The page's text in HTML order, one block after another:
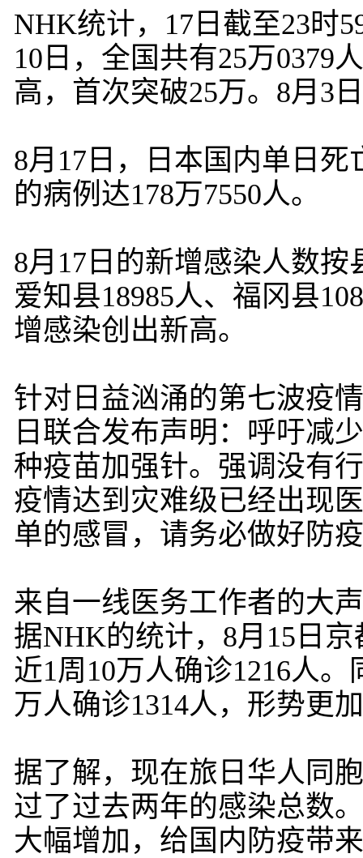
NHK统计，17日截至23时
10日，全国共有25万0379
高，首次突破25万。8月3
8月17日，日本国内单日
的病例达178万7550人。
8月17日的新增感染人数按
爱知县18985人、福冈县
增感染创出新高。
针对日益汹涌的第七波疫
日联合发布声明：呼吁减
种疫苗加强针。强调没有
疫情达到灾难级已经出现
单的感冒，请务必做好防
来自一线医务工作者的大
据NHK的统计，8月15日
近1周10万人确诊1216人
万人确诊1314人，形势更
据了解，现在旅日华人同
过了过去两年的感染总数
大幅增加，给国内防疫带